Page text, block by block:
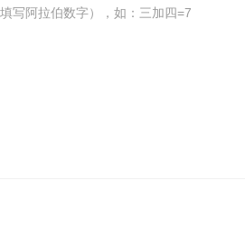
写阿拉伯数字），如：三加四=7